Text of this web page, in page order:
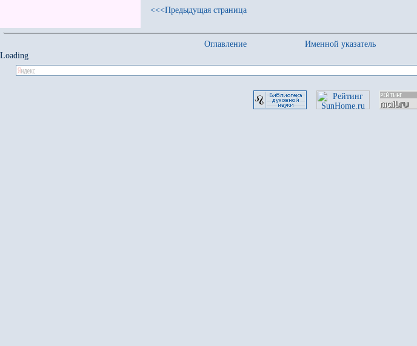
<<<Предыдущая страница
Оглавление Именной указатель
Loading